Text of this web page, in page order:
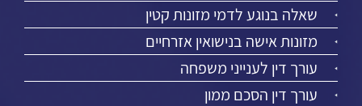
שאלה בנוגע לדמי מזונות קטין
מזונות אישה בנישואין אזרחיים
עורך דין לענייני משפחה
עורך דין הסכם ממון